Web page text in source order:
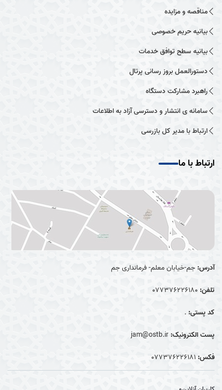
مناقصه و مزایده
بیانیه حریم خصوصی
بیانیه سطح توافق خدمات
دستورالعمل بروز رسانی پرتال
راهبرد مشارکت دستگاه
سامانه ی انتشار و دسترسی آزاد به اطلاعات
ارتباط با مدیر کل بازرسی
ارتباط با ما
آدرس: جم-خیابان معلم- فرمانداری جم
تلفن: 077376226180
کد پستی: .
پست الکترونیک: jam@ostb.ir
فکس: 077376226181